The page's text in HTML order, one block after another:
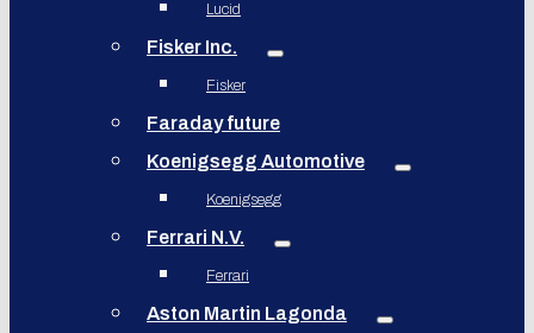
Lucid
Fisker Inc.
Fisker
Faraday future
Koenigsegg Automotive
Koenigsegg
Ferrari N.V.
Ferrari
Aston Martin Lagonda